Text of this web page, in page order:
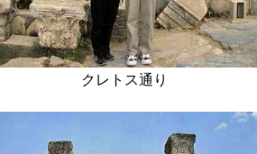
クレトス通り